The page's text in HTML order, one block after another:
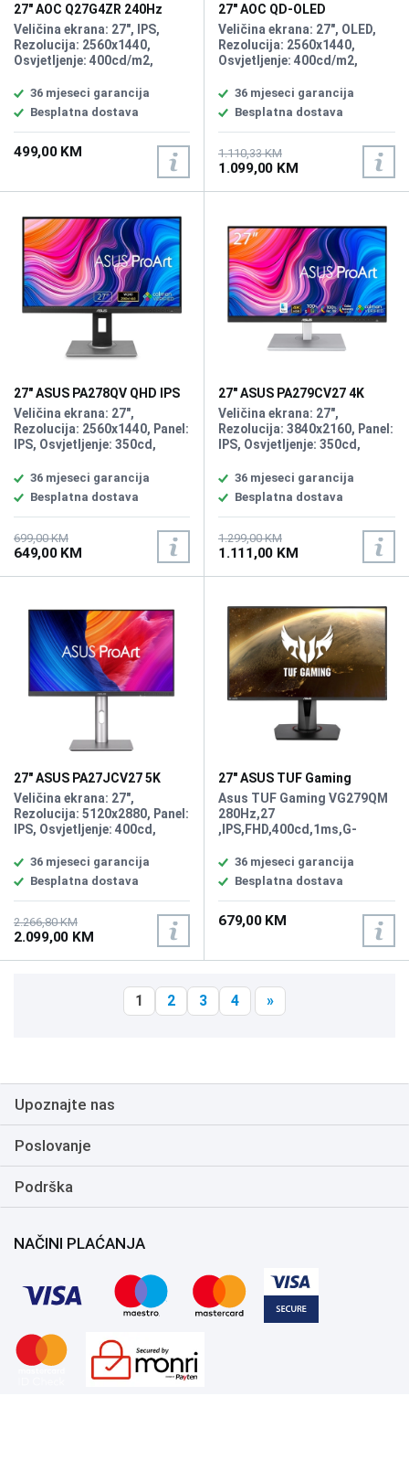
27" AOC Q27G4ZR 240Hz
Gaming Display
Veličina ekrana: 27", IPS,
Rezolucija: 2560x1440,
Osvjetljenje: 400cd/m2,
(1ms GtG), Osvježenje:
240Hz, Adaptive Sync, G-
SYNC, Priključci: HDMI 2x 2.0,
DisplayPort 1.4,
Zvučnici:2x2W
36 mjeseci garancija
Besplatna dostava
499,00 KM
27" AOC QD-OLED
Q27G41ZDF 2K 240Hz
Gaming Display
Veličina ekrana: 27", OLED,
Rezolucija: 2560x1440,
Osvjetljenje: 400cd/m2,
Osvježenje: 240Hz, Adaptive
Sync, Priključci: HDMI 2.0,
DisplayPort
36 mjeseci garancija
Besplatna dostava
1.110,33 KM
1.099,00 KM
27" ASUS PA278QV QHD IPS
ProArt Display
Veličina ekrana: 27",
Rezolucija: 2560x1440, Panel:
IPS, Osvjetljenje: 350cd,
odziva: 5ms, Priključci:
DP,HDMI,DVI.
36 mjeseci garancija
Besplatna dostava
699,00 KM
649,00 KM
27" ASUS PA279CV27 4K
ProArt Type-C 90W Mac
Compatible Display
Veličina ekrana: 27",
Rezolucija: 3840x2160, Panel:
IPS, Osvjetljenje: 350cd,
odziva: 5ms, Priključci:
DP,HDMI 2.0x2, USB-C x 1 (DP
Alt Mode), USB Hub:4x USB
3.2, Zvučnici:2x2W
36 mjeseci garancija
Besplatna dostava
1.299,00 KM
1.111,00 KM
27" ASUS PA27JCV27 5K
ProArt Type-C Display
Veličina ekrana: 27",
Rezolucija: 5120x2880, Panel:
IPS, Osvjetljenje: 400cd,
odziva: 5ms, Priključci: DP
1.4x2,HDMI 2.1, USB-C x 1
(DP Alt Mode), USB-C
3.2(Power delivery 96w), USB
Hub:3x USB 3.2,
Zvučnici:2x2W
36 mjeseci garancija
Besplatna dostava
2.266,80 KM
2.099,00 KM
27" ASUS TUF Gaming
VG279QM 280Hz Display
Asus TUF Gaming VG279QM
280Hz,27
,IPS,FHD,400cd,1ms,G-
100x100
36 mjeseci garancija
Besplatna dostava
679,00 KM
1 2 3 4 »
Upoznajte nas
Poslovanje
Podrška
NAČINI PLAĆANJA